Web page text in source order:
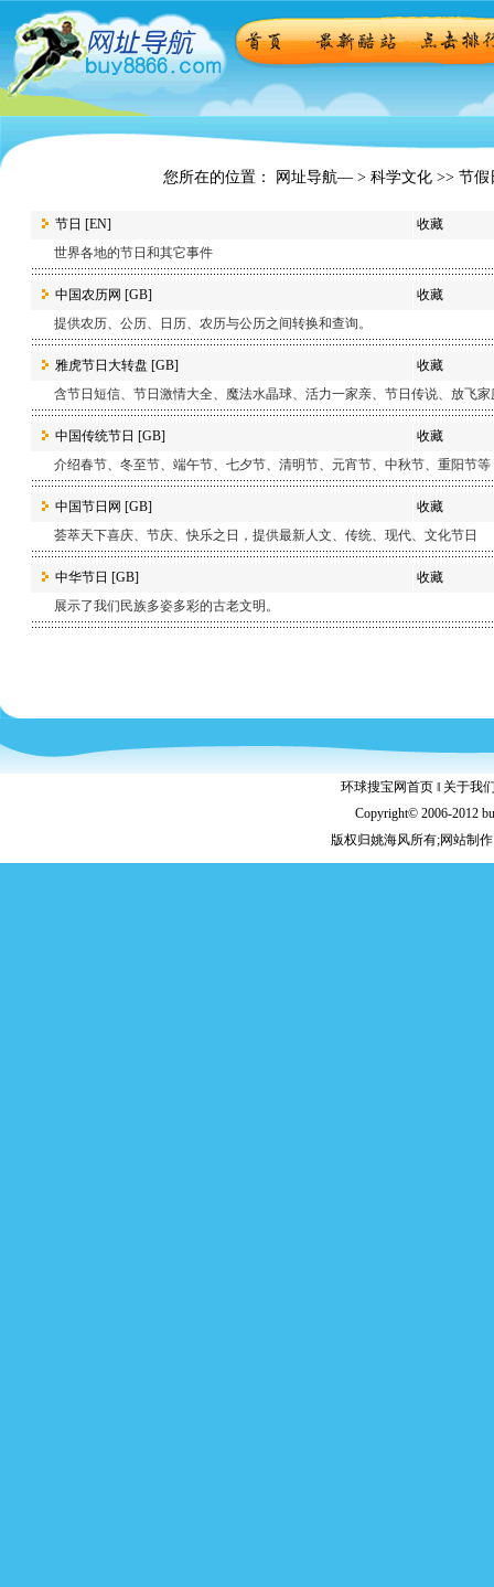
您所在的位置： 网址导航— > 科学文化>> 节假
节日 [EN]
收藏
世界各地的节日和其它事件
中国农历网 [GB]
收藏
提供农历、公历、日历、农历与公历之间转换和查询。
雅虎节日大转盘 [GB]
收藏
含节日短信、节日激情大全、魔法水晶球、活力一家亲、节日传说、放飞家
中国传统节日 [GB]
收藏
介绍春节、冬至节、端午节、七夕节、清明节、元宵节、中秋节、重阳节等
中国节日网 [GB]
收藏
荟萃天下喜庆、节庆、快乐之日，提供最新人文、传统、现代、文化节日
中华节日 [GB]
收藏
展示了我们民族多姿多彩的古老文明。
环球搜宝网首页 ‖ 关于我
Copyright© 2006-2012
版权归姚海风所有;网站制作